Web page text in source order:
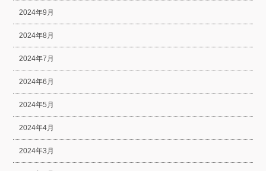
2024年9月
2024年8月
2024年7月
2024年6月
2024年5月
2024年4月
2024年3月